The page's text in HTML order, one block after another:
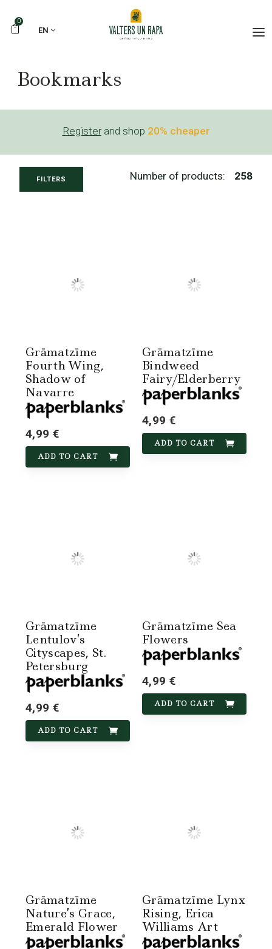
0
EN
Bookmarks
Register and shop 20% cheaper
FILTERS Number of products: 258
Grāmatzīme
Fourth Wing,
Shadow of
Navarre
4,99 €
ADD TO CART
Grāmatzīme
Bindweed
Fairy/Elderberry
4,99 €
ADD TO CART
Grāmatzīme
Lentulov’s
Cityscapes, St.
Petersburg
4,99 €
ADD TO CART
Grāmatzīme Sea
Flowers
4,99 €
ADD TO CART
Grāmatzīme
Nature’s Grace,
Emerald Flower
Grāmatzīme Lynx
Rising, Erica
Williams Art